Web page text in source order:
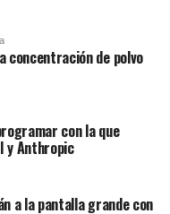
concentración de polvo
con la que
y Anthropic
a la pantalla grande con